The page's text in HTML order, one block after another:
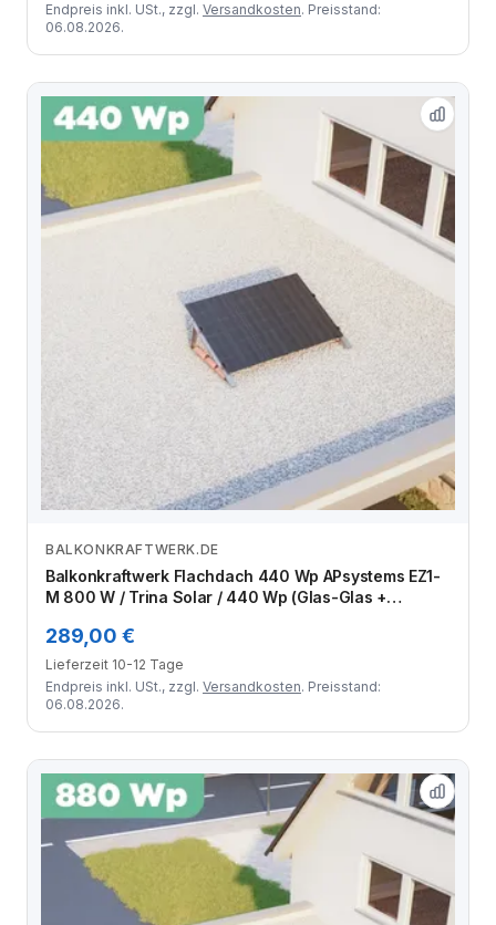
Endpreis inkl. USt., zzgl. Versandkosten. Preisstand:
06.08.2026.
Zum Angebot
BALKONKRAFTWERK.DE
Balkonkraftwerk Flachdach 440 Wp APsystems EZ1-
M 800 W / Trina Solar / 440 Wp (Glas-Glas +
289,00 €
Lieferzeit 10-12 Tage
Endpreis inkl. USt., zzgl. Versandkosten. Preisstand:
06.08.2026.